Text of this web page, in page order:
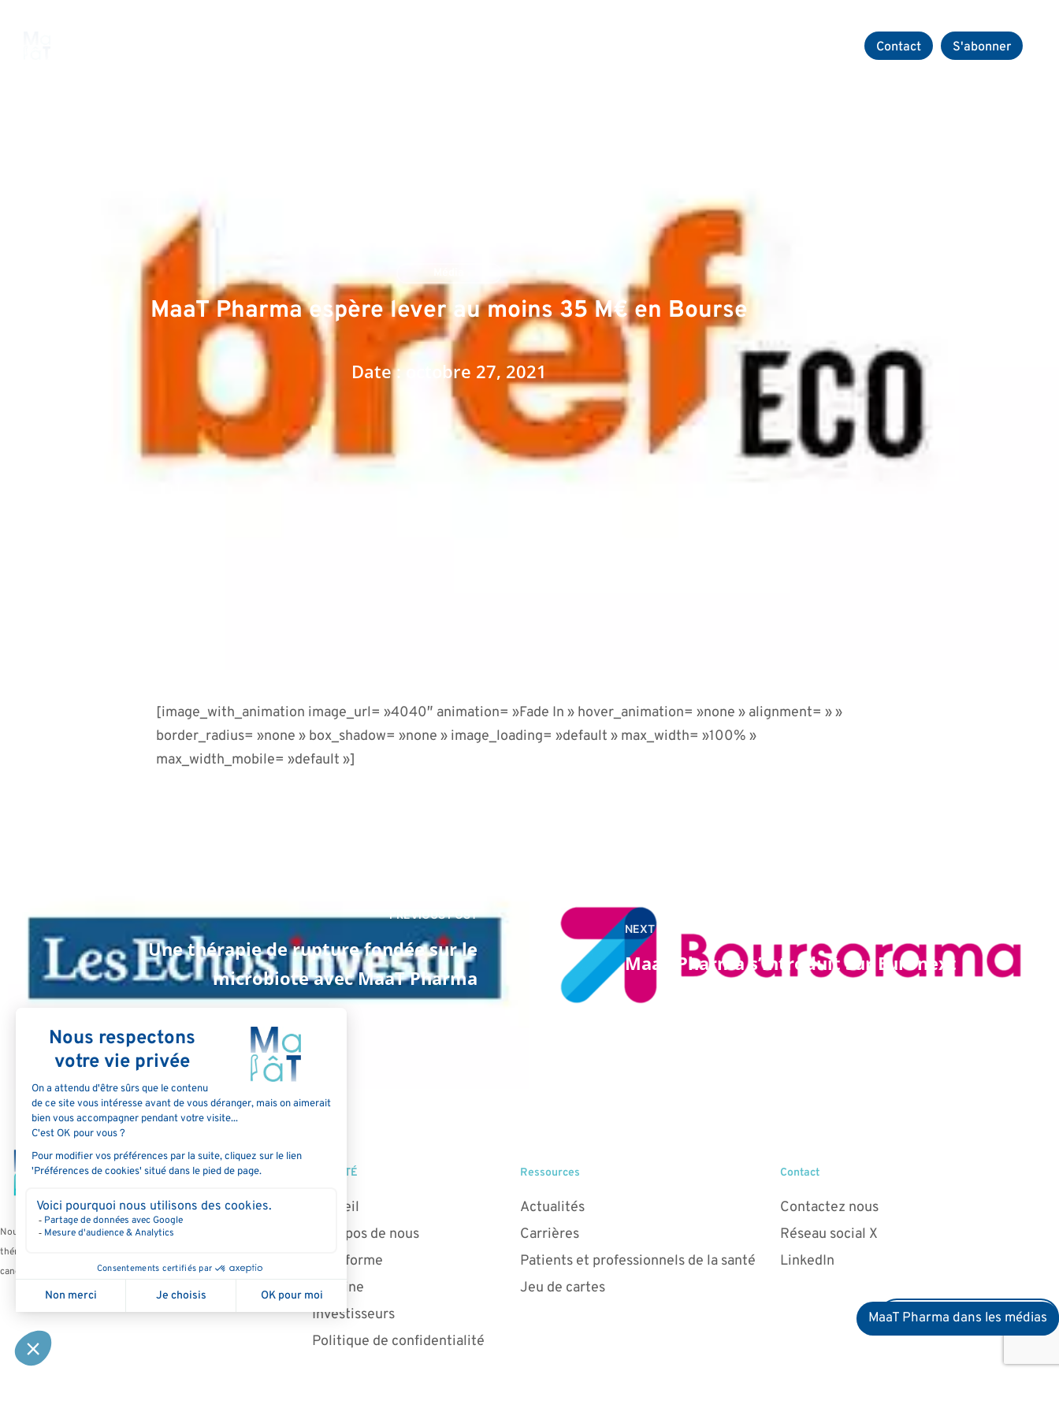
Contact S'abonner
MaaT Pharma espère lever au moins 35 M€ en Bourse
Date : octobre 27, 2021
[image_with_animation image_url= »4040″ animation= »Fade In » hover_animation= »none » alignment= » »
border_radius= »none » box_shadow= »none » image_loading= »default » max_width= »100% »
max_width_mobile= »default »]
PREVIOUS POST
Une thérapie de rupture fondée sur le
microbiote avec MaaT Pharma
NEXT POST
MaaT Pharma s’introduit sur Euronext
Nous sommes une société au stade clinique, spécialisée dans les
thérapies issues du microbiote dédiées aux patients atteints de
cancer.
SOCIÉTÉ
Accueil
A propos de nous
Plateforme
Pipeline
Investisseurs
Politique de confidentialité
Ressources
Actualités
Carrières
Patients et professionnels de la santé
Jeu de cartes
Contact
Contactez nous
Réseau social X
LinkedIn
Devenez membre du club
MaaT Pharma dans les médias